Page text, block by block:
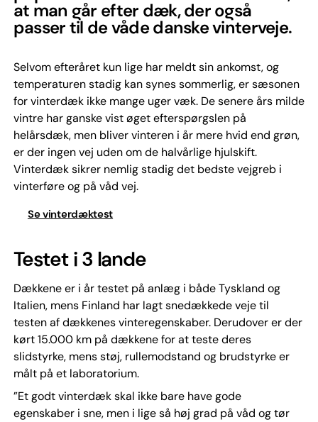
at man går efter dæk, der også
passer til de våde danske vinterveje.
Selvom efteråret kun lige har meldt sin ankomst, og
temperaturen stadig kan synes sommerlig, er sæsonen
for vinterdæk ikke mange uger væk. De senere års milde
vintre har ganske vist øget efterspørgslen på
helårsdæk, men bliver vinteren i år mere hvid end grøn,
er der ingen vej uden om de halvårlige hjulskift.
Vinterdæk sikrer nemlig stadig det bedste vejgreb i
vinterføre og på våd vej.
Se vinterdæktest
Testet i 3 lande
Dækkene er i år testet på anlæg i både Tyskland og
Italien, mens Finland har lagt snedækkede veje til
testen af dækkenes vinteregenskaber. Derudover er der
kørt 15.000 km på dækkene for at teste deres
slidstyrke, mens støj, rullemodstand og brudstyrke er
målt på et laboratorium.
”Et godt vinterdæk skal ikke bare have gode
egenskaber i sne, men i lige så høj grad på våd og tør